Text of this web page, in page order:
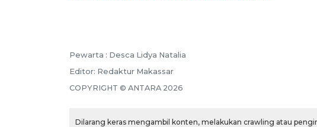
Pewarta : Desca Lidya Natalia
Editor: Redaktur Makassar
COPYRIGHT © ANTARA 2026
Dilarang keras mengambil konten, melakukan crawling atau